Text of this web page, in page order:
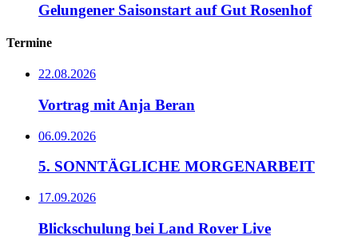
Gelungener Saisonstart auf Gut Rosenhof
Termine
22.08.2026
Vortrag mit Anja Beran
06.09.2026
5. SONNTÄGLICHE MORGENARBEIT
17.09.2026
Blickschulung bei Land Rover Live